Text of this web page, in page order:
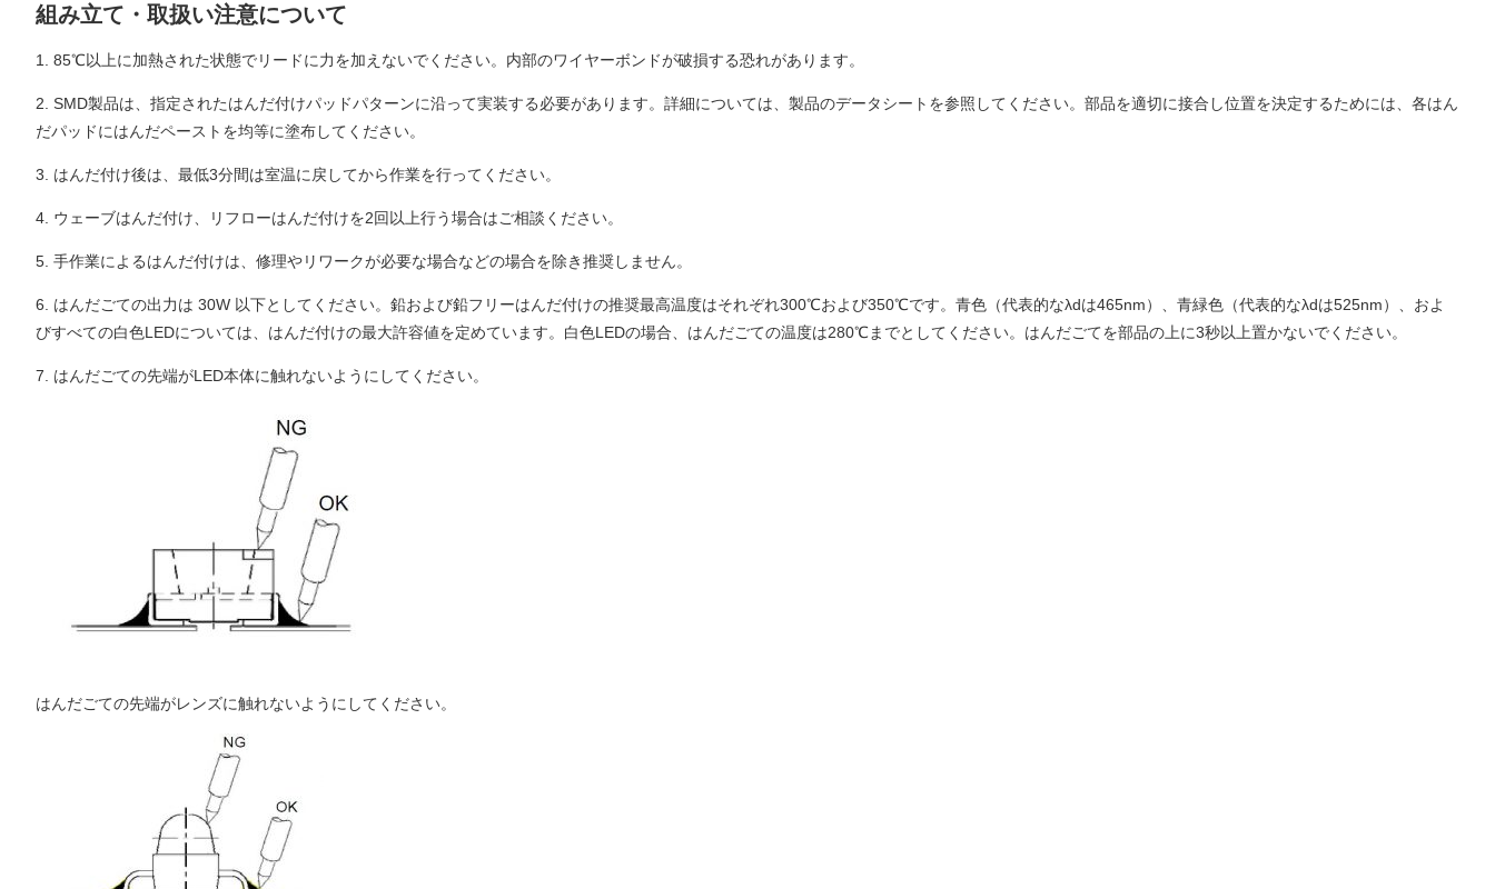
組み立て・取扱い注意について
1. 85℃以上に加熱された状態でリードに力を加えないでください。内部のワイヤーボンドが破損する恐れがあります。
2. SMD製品は、指定されたはんだ付けパッドパターンに沿って実装する必要があります。詳細については、製品のデータシートを参照してください。部品を適切に接合し位置を決定するためには、各はん
だパッドにはんだペーストを均等に塗布してください。
3. はんだ付け後は、最低3分間は室温に戻してから作業を行ってください。
4. ウェーブはんだ付け、リフローはんだ付けを2回以上行う場合はご相談ください。
5. 手作業によるはんだ付けは、修理やリワークが必要な場合などの場合を除き推奨しません。
6. はんだごての出力は 30W 以下としてください。鉛および鉛フリーはんだ付けの推奨最高温度はそれぞれ300℃および350℃です。青色（代表的なλdは465nm）、青緑色（代表的なλdは525nm）、およ
びすべての白色LEDについては、はんだ付けの最大許容値を定めています。白色LEDの場合、はんだごての温度は280℃までとしてください。はんだごてを部品の上に3秒以上置かないでください。
7. はんだごての先端がLED本体に触れないようにしてください。
はんだごての先端がレンズに触れないようにしてください。